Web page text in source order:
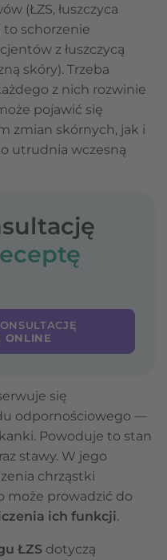
(ŁZS, łuszczyca
to schorzenie
z łuszczycą
skóry). Trzeba
z nich rozwinie
pojawić się
zmian skórnych, jak i
utrudnia wczesną
ONLINE
się
odpornościowego —
Powoduje to stan
stawy. W jego
chrząstki
może prowadzić do
ich funkcji.
ŁZS dotyczą